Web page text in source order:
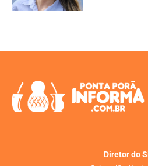
Diretor do